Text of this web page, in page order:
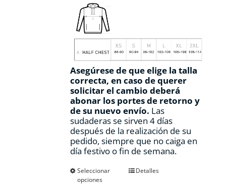
Asegúrese de que elige la talla
correcta, en caso de querer
solicitar el cambio deberá
abonar los portes de retorno y
de su nuevo envío. Las
sudaderas se sirven 4 días
después de la realización de su
pedido, siempre que no caiga en
día festivo o fin de semana.
Seleccionar
opciones
EsteDetalles